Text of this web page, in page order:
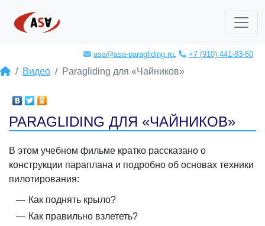
asa@asa-paragliding.ru, +7 (910) 441-83-50
Видео Paragliding для «Чайников»
PARAGLIDING ДЛЯ «ЧАЙНИКОВ»
В этом учебном фильме кратко рассказано о
конструкции параплана и подробно об основах техники
пилотирования:
Как поднять крыло?
Как правильно взлететь?